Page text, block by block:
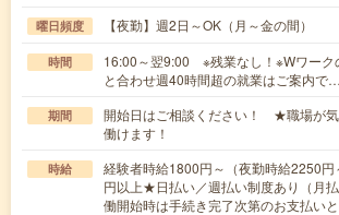
曜日頻度 【夜勤】週2日～OK（月～金の間）
時間
16:00～翌9:00 ※残業なし！※Wワーク
と合わせ週40時間超の就業はご案内で…
期間
開始日はご相談ください！ ★職場が気
働けます！
時給
経験者時給1800円～（夜勤時給2250
円以上★日払い／週払い制度あり（月
働開始時は手続き完了次第のお支払いと